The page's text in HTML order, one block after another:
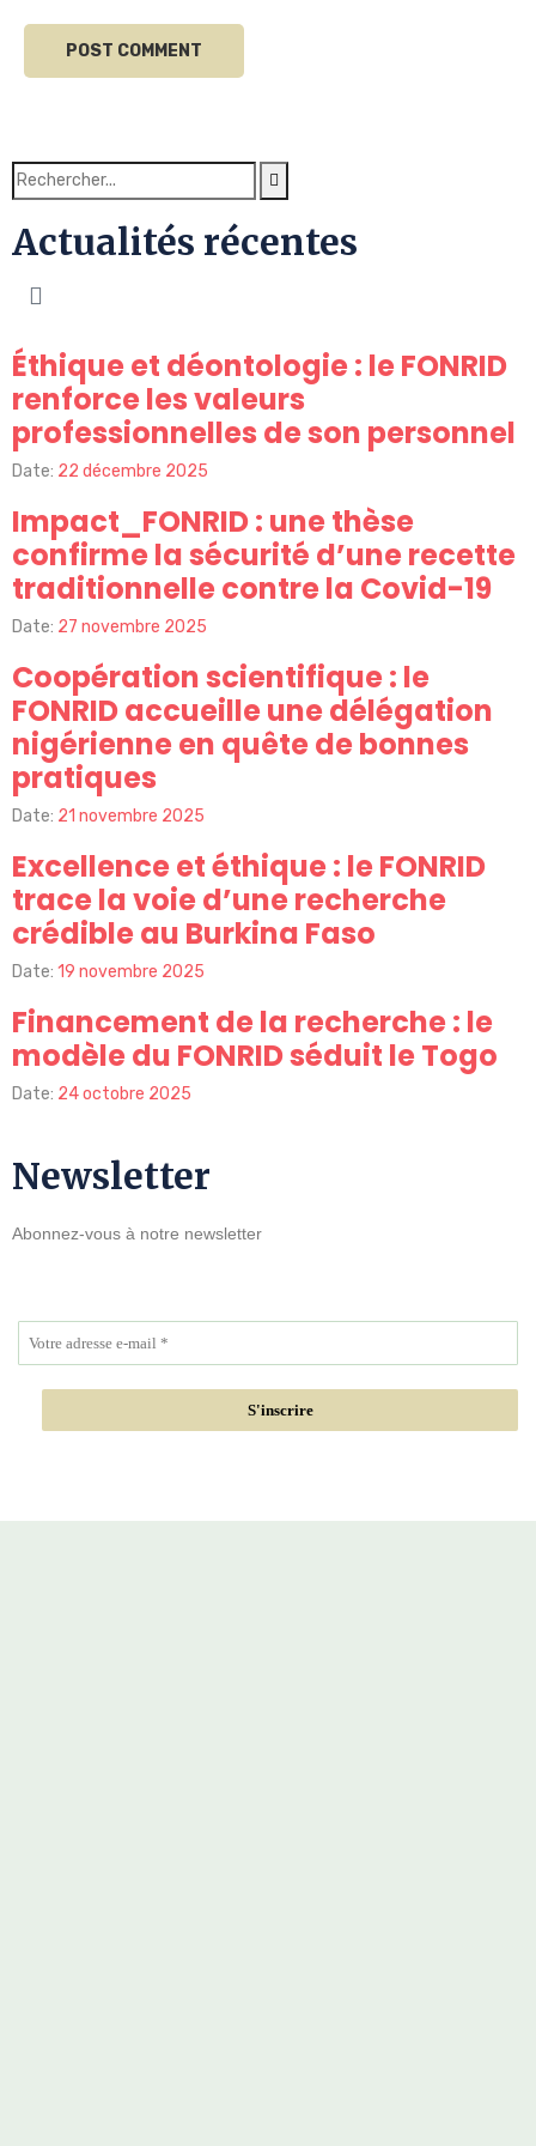
Actualités récentes
Éthique et déontologie : le FONRID
renforce les valeurs
professionnelles de son personnel
Date: 22 décembre 2025
Impact_FONRID : une thèse
confirme la sécurité d’une recette
traditionnelle contre la Covid-19
Date: 27 novembre 2025
Coopération scientifique : le
FONRID accueille une délégation
nigérienne en quête de bonnes
pratiques
Date: 21 novembre 2025
Excellence et éthique : le FONRID
trace la voie d’une recherche
crédible au Burkina Faso
Date: 19 novembre 2025
Financement de la recherche : le
modèle du FONRID séduit le Togo
Date: 24 octobre 2025
Newsletter
Abonnez-vous à notre newsletter